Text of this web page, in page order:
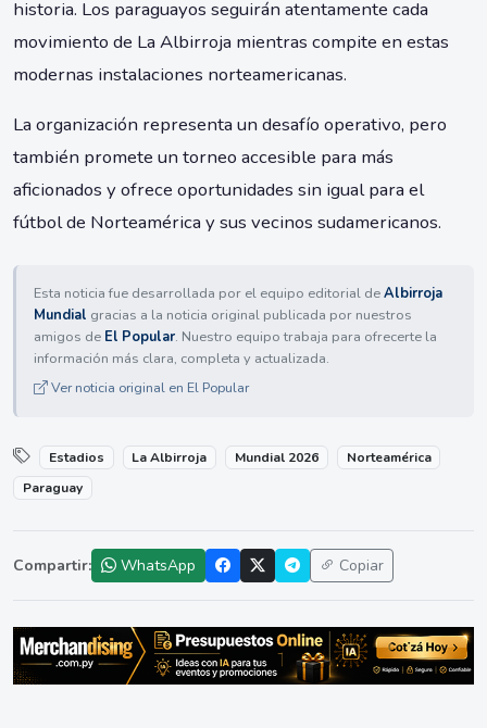
historia. Los paraguayos seguirán atentamente cada
movimiento de La Albirroja mientras compite en estas
modernas instalaciones norteamericanas.
La organización representa un desafío operativo, pero
también promete un torneo accesible para más
aficionados y ofrece oportunidades sin igual para el
fútbol de Norteamérica y sus vecinos sudamericanos.
Esta noticia fue desarrollada por el equipo editorial deAlbirroja
Mundial gracias a la noticia original publicada por nuestros
amigos de El Popular. Nuestro equipo trabaja para ofrecerte la
información más clara, completa y actualizada.
Ver noticia original en El Popular
Estadios La Albirroja Mundial 2026
Norteamérica
Paraguay
Compartir: WhatsApp Copiar